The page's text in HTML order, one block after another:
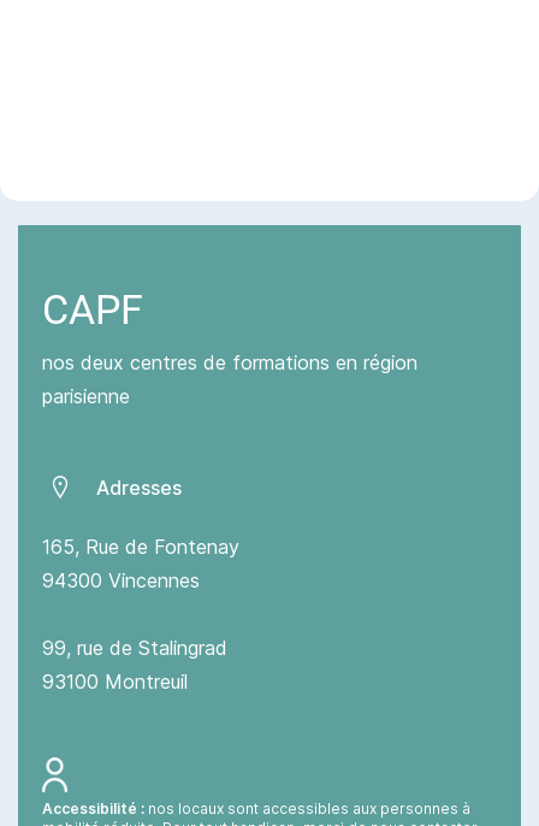
CAPF
nos deux centres de formations en région
parisienne
Adresses
165, Rue de Fontenay
94300 Vincennes
99, rue de Stalingrad
93100 Montreuil
Accessibilité : nos locaux sont accessibles aux personnes à